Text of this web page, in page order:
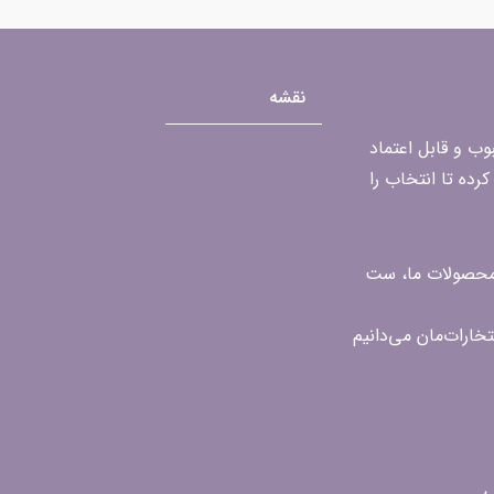
و قابل اعتماد
تا انتخاب را
محصولات ما، ست
نقشه